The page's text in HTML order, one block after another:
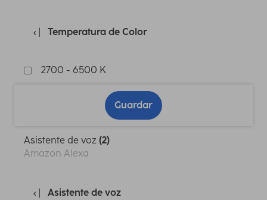
Temperatura de Color
2700 - 6500 K
Guardar
Asistente de voz (2)
Amazon Alexa
Asistente de voz